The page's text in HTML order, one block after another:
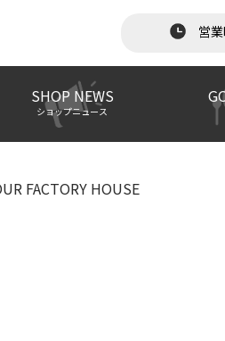
営
SHOP NEWS
ショップニュース
FACTORY HOUSE